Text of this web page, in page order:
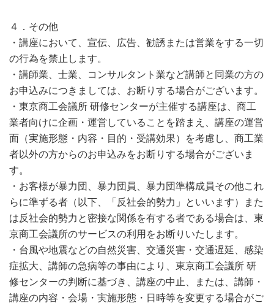
４．その他
・講座において、宣伝、広告、勧誘または営業をする一切
の行為を禁止します。
・講師業、士業、コンサルタント業など講師と同業の方の
お申込みにつきましては、お断りする場合がございます。
・東京商工会議所 研修センターが主催する講座は、商工
業者向けに企画・運営していることを踏まえ、講座の運営
面（実施形態・内容・目的・受講効果）を考慮し、商工業
者以外の方からのお申込みをお断りする場合がございま
す。
・お客様が暴力団、暴力団員、暴力団準構成員その他これ
らに準ずる者（以下、「反社会的勢力」といいます）また
は反社会的勢力と密接な関係を有する者である場合は、東
京商工会議所のサービスの利用をお断りいたします。
・台風や地震などの自然災害、交通災害・交通遅延、感染
症拡大、講師の急病等の事由により、東京商工会議所 研
修センターの判断に基づき、講座の中止、または、講師・
講座の内容・会場・実施形態・日時等を変更する場合がご